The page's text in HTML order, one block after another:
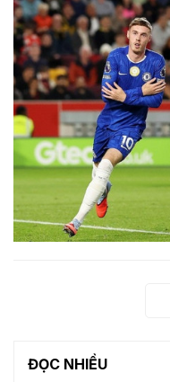
ĐỌC NHIỀU